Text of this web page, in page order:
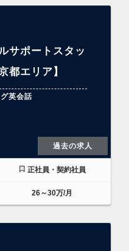
サポートスタッ
都エリア】
英会話
過去の求人
正社員・契約社員
26～30万/月